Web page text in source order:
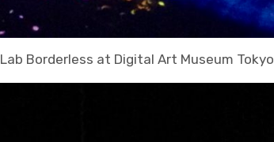
Borderless at Digital Art Museum Tokyo